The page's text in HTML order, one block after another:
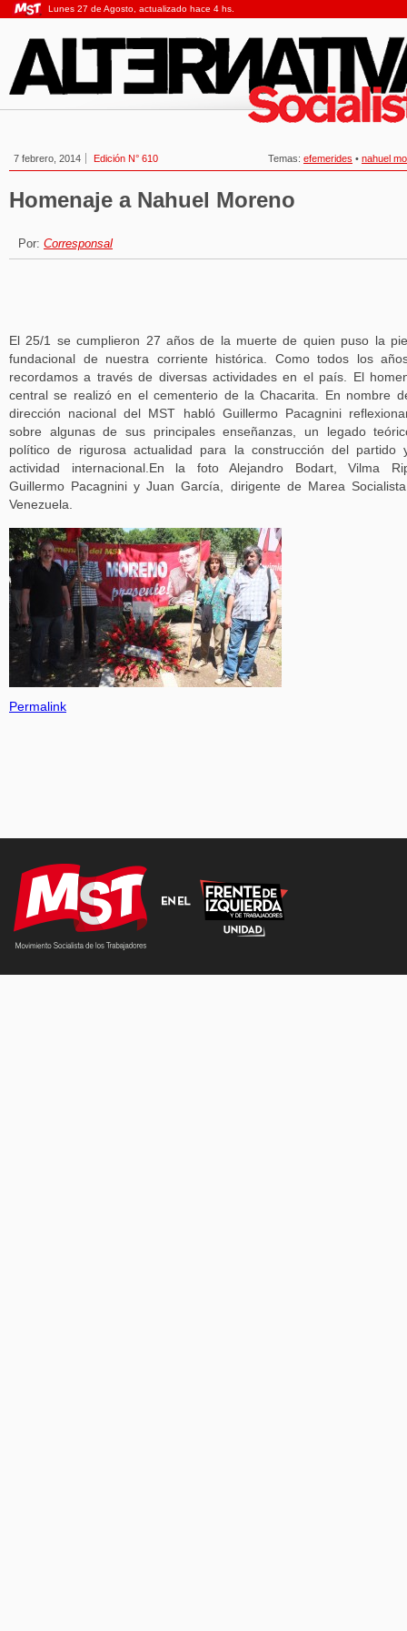
Lunes 27 de Agosto, actualizado hace 4 hs.
7 febrero, 2014 Edición N° 610 Temas: efemerides • nahuel
Homenaje a Nahuel Moreno
Por: Corresponsal
El 25/1 se cumplieron 27 años de la muerte de quien puso la
fundacional de nuestra corriente histórica. Como todos los
recordamos a través de diversas actividades en el país. El
central se realizó en el cementerio de la Chacarita. En nombre
dirección nacional del MST habló Guillermo Pacagnini
sobre algunas de sus principales enseñanzas, un legado
político de rigurosa actualidad para la construcción del partido
actividad internacional.En la foto Alejandro Bodart, Vilma
Guillermo Pacagnini y Juan García, dirigente de Marea
Venezuela.
Permalink